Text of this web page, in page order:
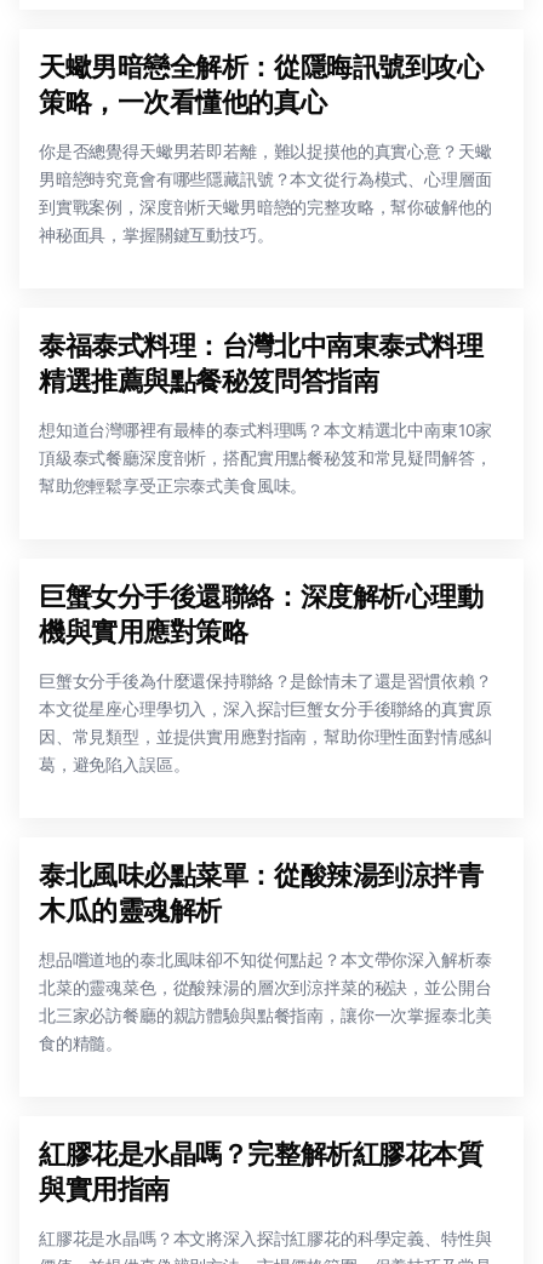
天蠍男暗戀全解析：從隱晦訊號到攻心
策略，一次看懂他的真心
你是否總覺得天蠍男若即若離，難以捉摸他的真實心意？天蠍
男暗戀時究竟會有哪些隱藏訊號？本文從行為模式、心理層面
到實戰案例，深度剖析天蠍男暗戀的完整攻略，幫你破解他的
神秘面具，掌握關鍵互動技巧。
泰福泰式料理：台灣北中南東泰式料理
精選推薦與點餐秘笈問答指南
想知道台灣哪裡有最棒的泰式料理嗎？本文精選北中南東10家
頂級泰式餐廳深度剖析，搭配實用點餐秘笈和常見疑問解答，
幫助您輕鬆享受正宗泰式美食風味。
巨蟹女分手後還聯絡：深度解析心理動
機與實用應對策略
巨蟹女分手後為什麼還保持聯絡？是餘情未了還是習慣依賴？
本文從星座心理學切入，深入探討巨蟹女分手後聯絡的真實原
因、常見類型，並提供實用應對指南，幫助你理性面對情感糾
葛，避免陷入誤區。
泰北風味必點菜單：從酸辣湯到涼拌青
木瓜的靈魂解析
想品嚐道地的泰北風味卻不知從何點起？本文帶你深入解析泰
北菜的靈魂菜色，從酸辣湯的層次到涼拌菜的秘訣，並公開台
北三家必訪餐廳的親訪體驗與點餐指南，讓你一次掌握泰北美
食的精髓。
紅膠花是水晶嗎？完整解析紅膠花本質
與實用指南
紅膠花是水晶嗎？本文將深入探討紅膠花的科學定義、特性與